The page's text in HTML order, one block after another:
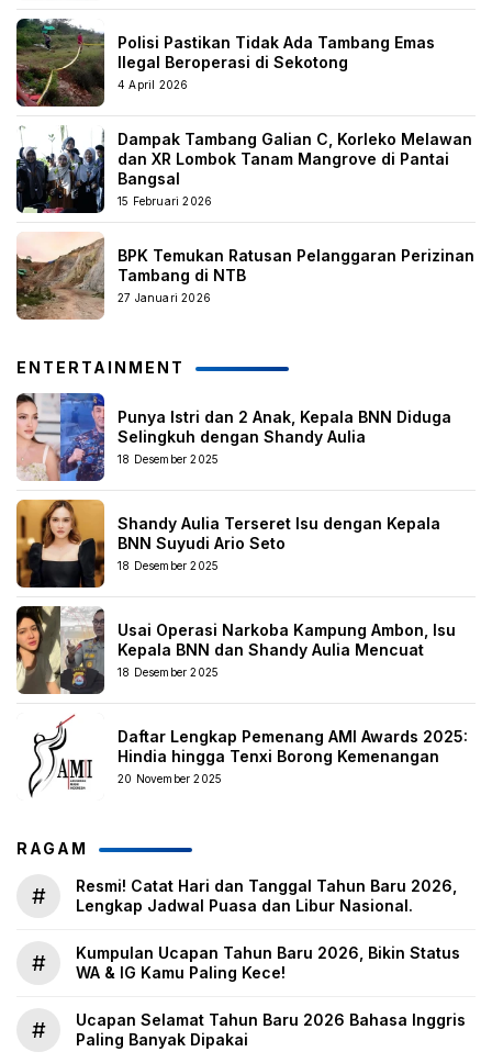
Polisi Pastikan Tidak Ada Tambang Emas
Ilegal Beroperasi di Sekotong
4 April 2026
Dampak Tambang Galian C, Korleko Melawan
dan XR Lombok Tanam Mangrove di Pantai
Bangsal
15 Februari 2026
BPK Temukan Ratusan Pelanggaran Perizinan
Tambang di NTB
27 Januari 2026
ENTERTAINMENT
Punya Istri dan 2 Anak, Kepala BNN Diduga
Selingkuh dengan Shandy Aulia
18 Desember 2025
Shandy Aulia Terseret Isu dengan Kepala
BNN Suyudi Ario Seto
18 Desember 2025
Usai Operasi Narkoba Kampung Ambon, Isu
Kepala BNN dan Shandy Aulia Mencuat
18 Desember 2025
Daftar Lengkap Pemenang AMI Awards 2025:
Hindia hingga Tenxi Borong Kemenangan
20 November 2025
RAGAM
#
Resmi! Catat Hari dan Tanggal Tahun Baru 2026,
Lengkap Jadwal Puasa dan Libur Nasional.
#
Kumpulan Ucapan Tahun Baru 2026, Bikin Status
WA & IG Kamu Paling Kece!
#
Ucapan Selamat Tahun Baru 2026 Bahasa Inggris
Paling Banyak Dipakai